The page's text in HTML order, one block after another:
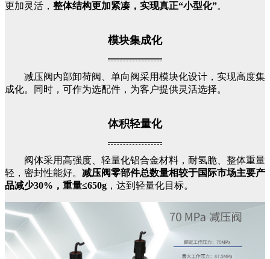
更加灵活， 整体结构更加紧凑，实现真正“小型化”。
模块集成化
减压阀内部卸荷阀、单向阀采用模块化设计，实现高度集
成化。同时，可作为选配件，为客户提供灵活选择。
体积轻量化
阀体采用高强度、轻量化铝合金材料，耐氢脆、整体重量
轻，密封性能好。 减压阀零部件总数量相较于国际市场主要产
品减少30%，重量≤650g ，达到轻量化目标。